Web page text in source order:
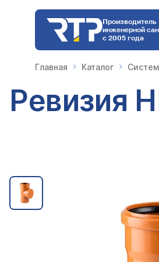
Производитель
инженерной
с 2005 года
Главная Каталог
Ревизия